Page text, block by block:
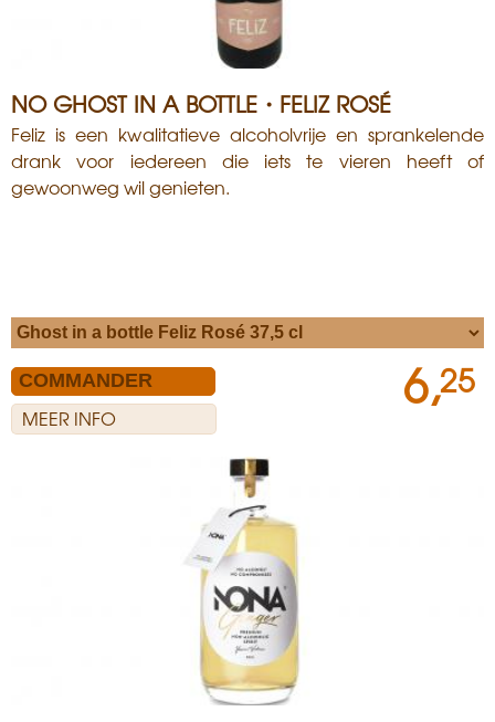
NO GHOST IN A BOTTLE・FELIZ ROSÉ
Feliz is een kwalitatieve alcoholvrije en sprankelende
drank voor iedereen die iets te vieren heeft of
gewoonweg wil genieten.
MEER INFO
6,25